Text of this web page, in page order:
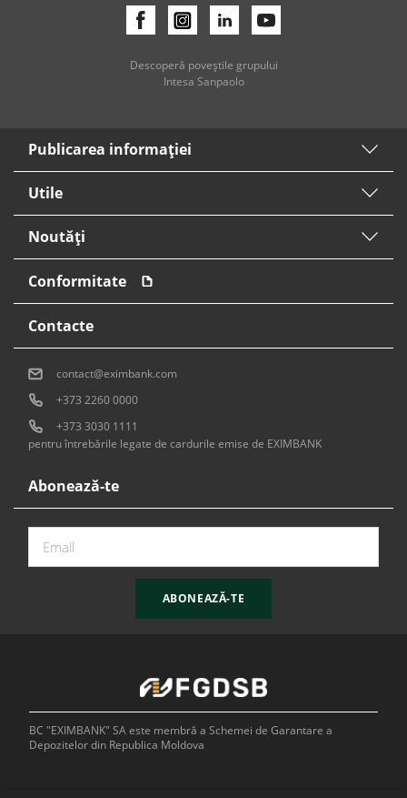
Descoperă poveştile grupului
Intesa Sanpaolo
Publicarea informaţiei
Utile
Noutăți
Conformitate
Abonează-te
ABONEAZĂ-TE
Contacte
contact@eximbank.com
+373 2260 0000
+373 3030 1111
pentru întrebările legate de cardurile emise de EXIMBANK
BC "EXIMBANK" SA este membră a Schemei de Garantare a
Depozitelor din Republica Moldova